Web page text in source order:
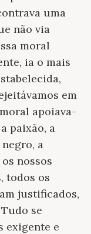
uma
não via
moral
ia o mais
em
apoiava-
paixão, a
a
nossos
todos os
justificados,
se
exigente e